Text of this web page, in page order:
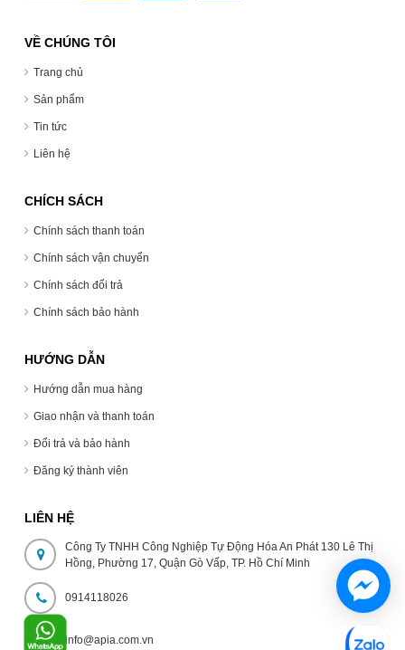
VỀ CHÚNG TÔI
Trang chủ
Sản phẩm
Tin tức
Liên hệ
CHÍCH SÁCH
Chính sách thanh toán
Chính sách vận chuyển
Chính sách đổi trả
Chính sách bảo hành
HƯỚNG DẪN
Hướng dẫn mua hàng
Giao nhận và thanh toán
Đổi trả và bảo hành
Đăng ký thành viên
LIÊN HỆ
Công Ty TNHH Công Nghiệp Tự Động Hóa An Phát 130 Lê Thị
Hồng, Phường 17, Quận Gò Vấp, TP. Hồ Chí Minh
0914118026
info@apia.com.vn